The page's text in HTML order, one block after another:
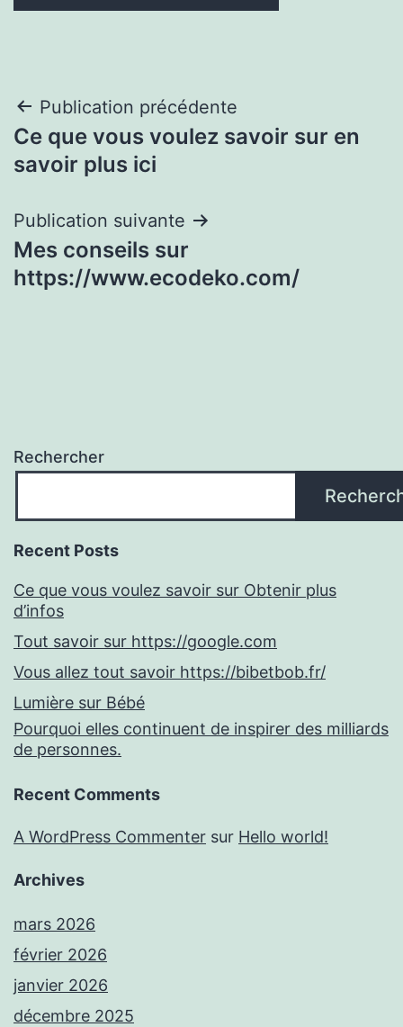
Navigation
de
Publication précédente
Ce que vous voulez savoir sur en
savoir plus ici
Publication suivante
Mes conseils sur
https://www.ecodeko.com/
Rechercher
Recent Posts
Ce que vous voulez savoir sur Obtenir plus
d’infos
Tout savoir sur https://google.com
Vous allez tout savoir https://bibetbob.fr/
Lumière sur Bébé
Pourquoi elles continuent de inspirer des milliards
de personnes.
Recent Comments
A WordPress Commenter sur Hello world!
Archives
mars 2026
février 2026
janvier 2026
décembre 2025